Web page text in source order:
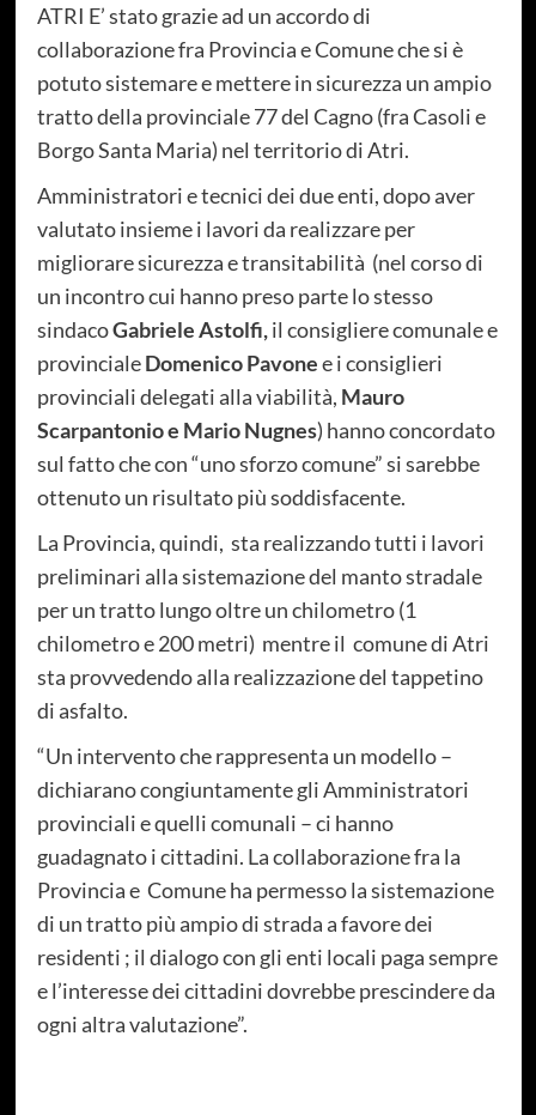
ATRI E’ stato grazie ad un accordo di
collaborazione fra Provincia e Comune che si è
potuto sistemare e mettere in sicurezza un ampio
tratto della provinciale 77 del Cagno (fra Casoli e
Borgo Santa Maria) nel territorio di Atri.
Amministratori e tecnici dei due enti, dopo aver
valutato insieme i lavori da realizzare per
migliorare sicurezza e transitabilità (nel corso di
un incontro cui hanno preso parte lo stesso
sindacoGabriele Astolfi,il consigliere comunale e
provincialeDomenico Pavonee i consiglieri
provinciali delegati alla viabilità, Mauro
Scarpantonio e Mario Nugnes) hanno concordato
sul fatto che con “uno sforzo comune” si sarebbe
ottenuto un risultato più soddisfacente.
La Provincia, quindi, sta realizzando tutti i lavori
preliminari alla sistemazione del manto stradale
per un tratto lungo oltre un chilometro (1
chilometro e 200 metri) mentre il comune di Atri
sta provvedendo alla realizzazione del tappetino
di asfalto.
“Un intervento che rappresenta un modello –
dichiarano congiuntamente gli Amministratori
provinciali e quelli comunali – ci hanno
guadagnato i cittadini. La collaborazione fra la
Provincia e Comune ha permesso la sistemazione
di un tratto più ampio di strada a favore dei
residenti ; il dialogo con gli enti locali paga sempre
e l’interesse dei cittadini dovrebbe prescindere da
ogni altra valutazione”.